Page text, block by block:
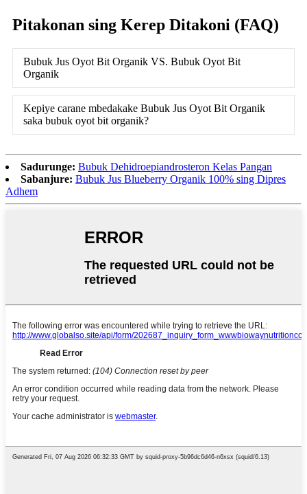
Pitakonan sing Kerep Ditakoni (FAQ)
Bubuk Jus Oyot Bit Organik VS. Bubuk Oyot Bit
Organik
Kepiye carane mbedakake Bubuk Jus Oyot Bit Organik
saka bubuk oyot bit organik?
Sadurunge: Bubuk Dehidroepiandrosteron Kelas Pangan
Sabanjure: Bubuk Jus Blueberry Organik 100% sing Dipres
Adhem